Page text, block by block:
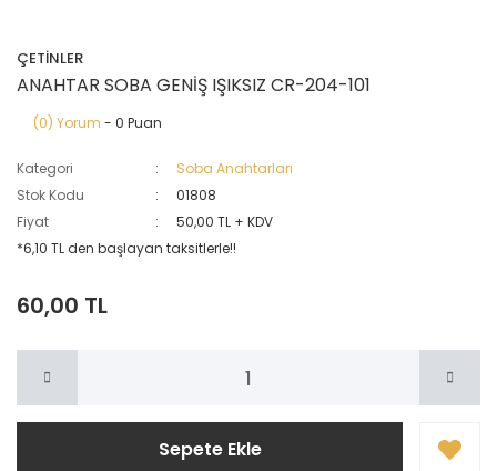
ÇETİNLER
ANAHTAR SOBA GENİŞ IŞIKSIZ CR-204-101
(0) Yorum - 0 Puan
Kategori
Soba Anahtarları
Stok Kodu
01808
Fiyat
50,00 TL + KDV
*6,10 TL den başlayan taksitlerle!!
60,00 TL
Sepete Ekle